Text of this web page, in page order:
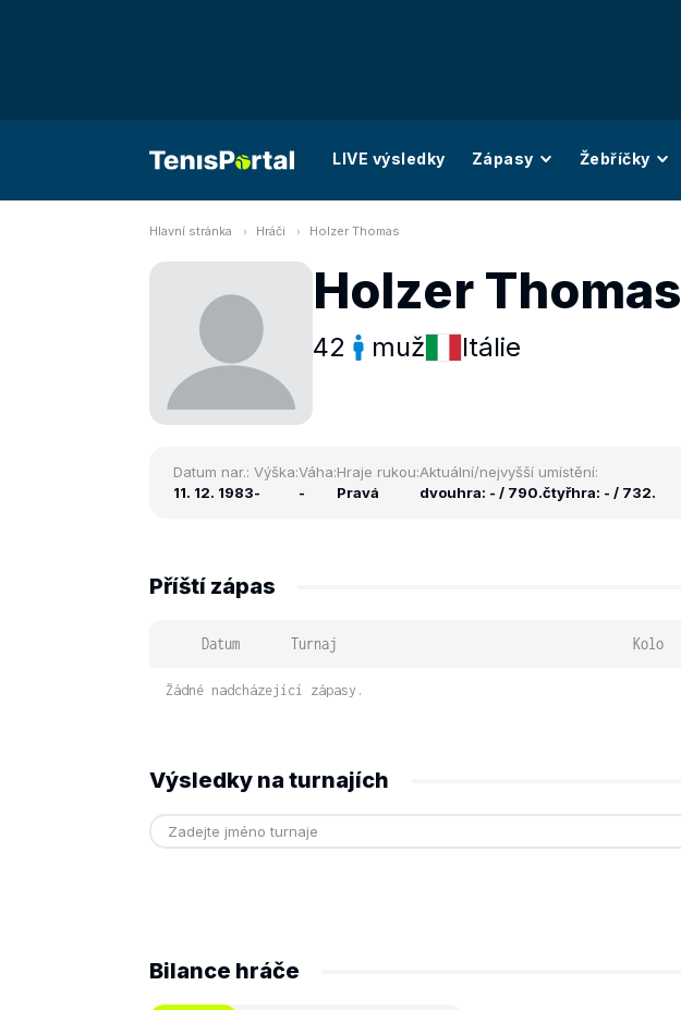
LIVE výsledky Zápasy Žebříčky
Hlavní stránka Hráči Holzer Thomas
Holzer Thomas
42 muž Itálie
Datum nar.:
11. 12. 1983
Výška:
-
Váha:
-
Hraje rukou:
Pravá
Aktuální/nejvyšší umístění:
dvouhra: - / 790.čtyřhra: - / 732.
Příští zápas
Datum Turnaj Kolo
Žádné nadcházející zápasy.
Výsledky na turnajích
Bilance hráče